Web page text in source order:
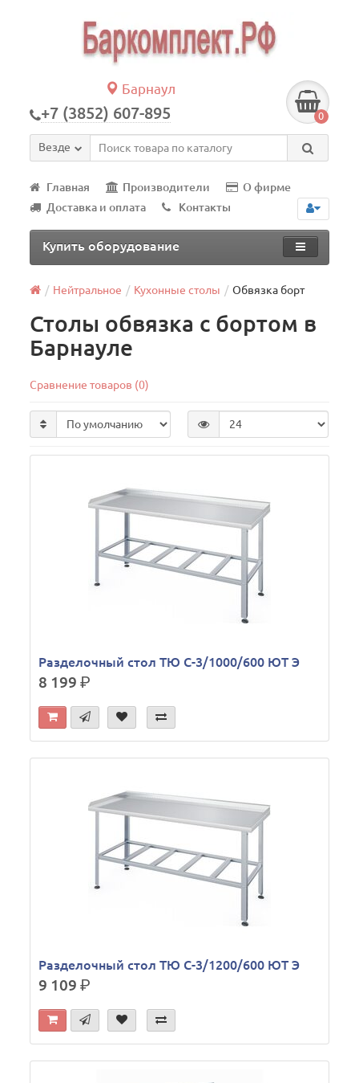
Барнаул
+7 (3852) 607-895 0
Везде
Главная Производители
О фирме
Доставка и оплата
Контакты
Купить оборудование
Нейтральное Кухонные столы Обвязка борт
Столы обвязка с бортом в
Барнауле
Сравнение товаров (0)
Разделочный стол ТЮ С-3/1000/600 ЮТ Э
8 199р.
Разделочный стол ТЮ С-3/1200/600 ЮТ Э
9 109р.